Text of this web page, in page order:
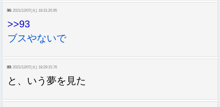
96: 2021/12/07(火) 18:31:20.95
>>93
ブスやないで
89: 2021/12/07(火) 18:29:15.76
と、いう夢を見た